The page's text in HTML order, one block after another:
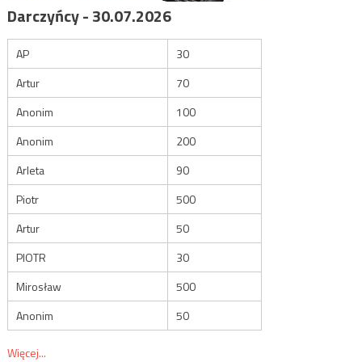
Darczyńcy - 30.07.2026
AP
30
Artur
70
Anonim
100
Anonim
200
Arleta
90
Piotr
500
Artur
50
PIOTR
30
Mirosław
500
Anonim
50
Więcej...